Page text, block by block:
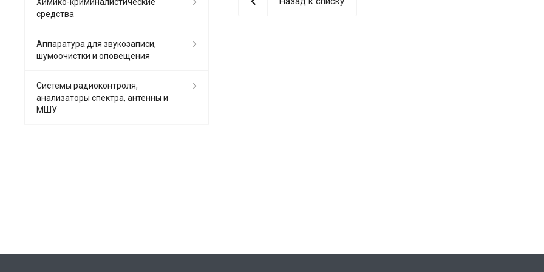
средства
Аппаратура для звукозаписи,
шумоочистки и оповещения
Системы радиоконтроля,
анализаторы спектра, антенны и
МШУ